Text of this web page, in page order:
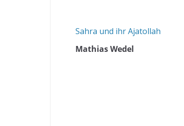
Sahra und ihr Ajatollah
Mathias Wedel